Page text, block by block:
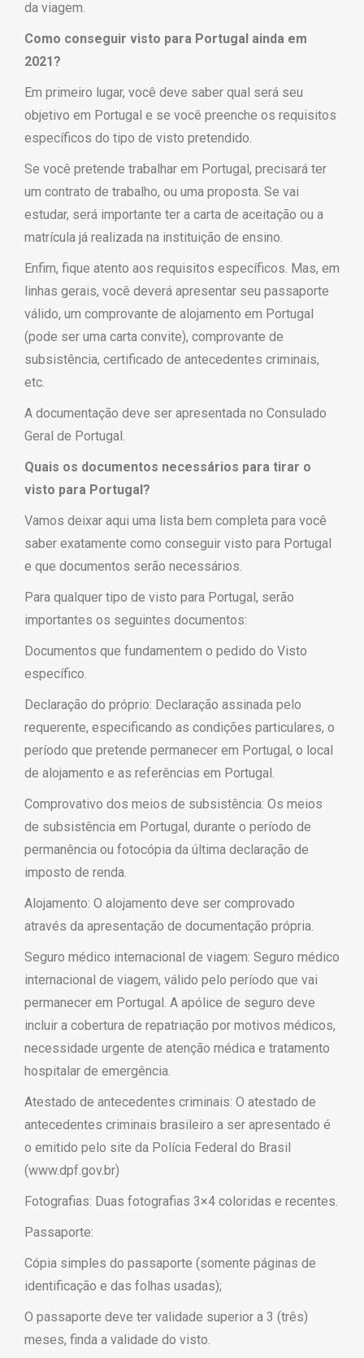
da viagem.
Como conseguir visto para Portugal ainda em
2021?
Em primeiro lugar, você deve saber qual será seu
objetivo em Portugal e se você preenche os requisitos
específicos do tipo de visto pretendido.
Se você pretende trabalhar em Portugal, precisará ter
um contrato de trabalho, ou uma proposta. Se vai
estudar, será importante ter a carta de aceitação ou a
matrícula já realizada na instituição de ensino.
Enfim, fique atento aos requisitos específicos. Mas, em
linhas gerais, você deverá apresentar seu passaporte
válido, um comprovante de alojamento em Portugal
(pode ser uma carta convite), comprovante de
subsistência, certificado de antecedentes criminais,
etc.
A documentação deve ser apresentada no Consulado
Geral de Portugal.
Quais os documentos necessários para tirar o
visto para Portugal?
Vamos deixar aqui uma lista bem completa para você
saber exatamente como conseguir visto para Portugal
e que documentos serão necessários.
Para qualquer tipo de visto para Portugal, serão
importantes os seguintes documentos:
Documentos que fundamentem o pedido do Visto
específico.
Declaração do próprio: Declaração assinada pelo
requerente, especificando as condições particulares, o
período que pretende permanecer em Portugal, o local
de alojamento e as referências em Portugal.
Comprovativo dos meios de subsistência: Os meios
de subsistência em Portugal, durante o período de
permanência ou fotocópia da última declaração de
imposto de renda.
Alojamento: O alojamento deve ser comprovado
através da apresentação de documentação própria.
Seguro médico internacional de viagem: Seguro médico
internacional de viagem, válido pelo período que vai
permanecer em Portugal. A apólice de seguro deve
incluir a cobertura de repatriação por motivos médicos,
necessidade urgente de atenção médica e tratamento
hospitalar de emergência.
Atestado de antecedentes criminais: O atestado de
antecedentes criminais brasileiro a ser apresentado é
o emitido pelo site da Polícia Federal do Brasil
(www.dpf.gov.br)
Fotografias: Duas fotografias 3×4 coloridas e recentes.
Passaporte:
Cópia simples do passaporte (somente páginas de
identificação e das folhas usadas);
O passaporte deve ter validade superior a 3 (três)
meses, finda a validade do visto.